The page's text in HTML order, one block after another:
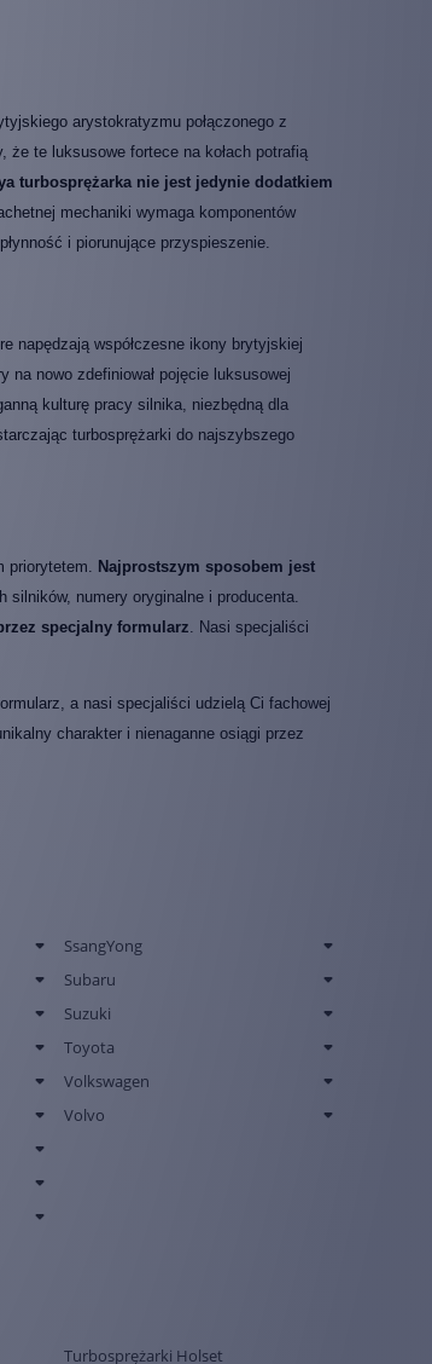
arystokratyzmu połączonego z
że te luksusowe fortece na kołach potrafią
turbosprężarka nie jest jedynie dodatkiem
mechaniki wymaga komponentów
i piorunujące przyspieszenie.
napędzają współczesne ikony brytyjskiej
na nowo zdefiniował pojęcie luksusowej
kulturę pracy silnika, niezbędną dla
turbosprężarki do najszybszego
priorytetem. Najprostszym sposobem jest
numery oryginalne i producenta.
specjalny formularz. Nasi specjaliści
a nasi specjaliści udzielą Ci fachowej
charakter i nienaganne osiągi przez
SsangYong
Subaru
Suzuki
Toyota
Volkswagen
Volvo
Turbosprężarki Holset